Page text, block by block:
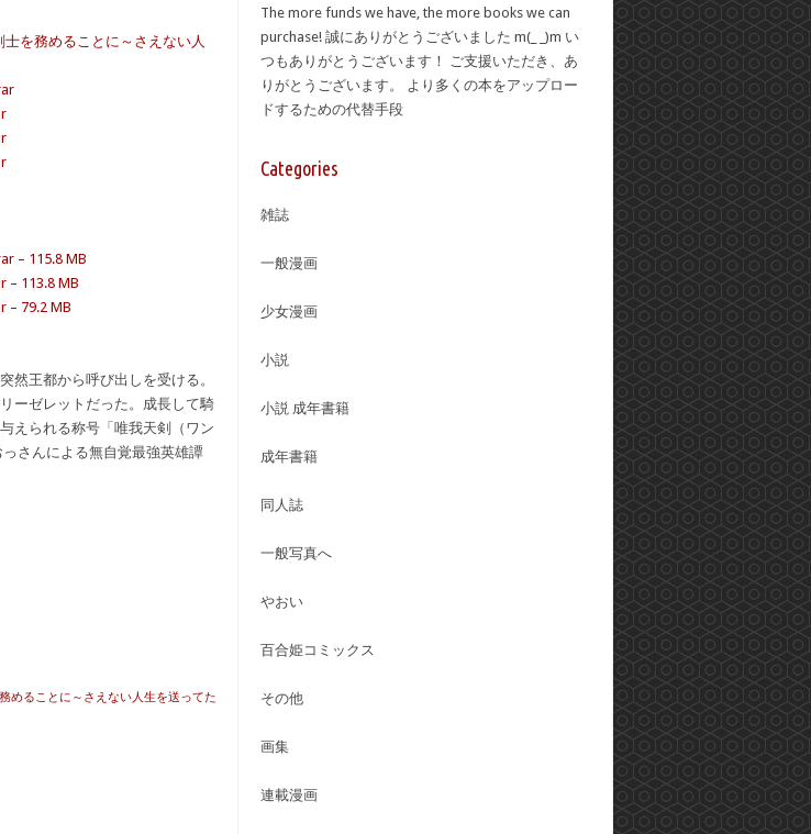
を務めることに～さえない人
– 115.8 MB
– 113.8 MB
– 79.2 MB
然王都から呼び出しを受ける。
ーゼレットだった。成長して騎
えられる称号「唯我天剣（ワン
さんによる無自覚最強英雄譚
めることに～さえない人生を送ってた
The more funds we have, the more books we can
purchase! 誠にありがとうございました m(_ _)m い
つもありがとうございます！ ご支援いただき、あ
りがとうございます。 より多くの本をアップロー
ドするための代替手段
Categories
雑誌
一般漫画
少女漫画
小説
小説 成年書籍
成年書籍
同人誌
一般写真へ
やおい
百合姫コミックス
その他
画集
連載漫画